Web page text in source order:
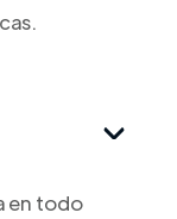
en todo